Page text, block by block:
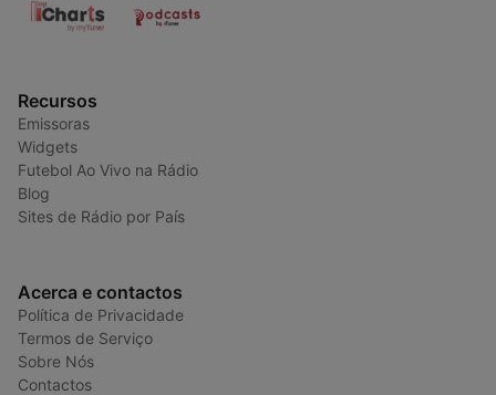
Recursos
Emissoras
Widgets
Futebol Ao Vivo na Rádio
Blog
Sites de Rádio por País
Acerca e contactos
Política de Privacidade
Termos de Serviço
Sobre Nós
Contactos